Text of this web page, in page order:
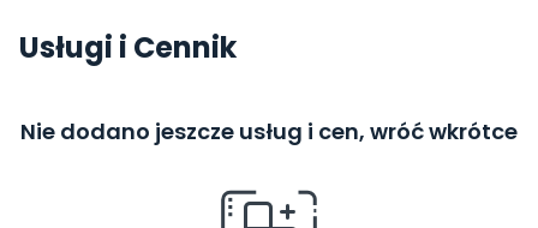
Usługi i Cennik
Nie dodano jeszcze usług i cen, wróć wkrótce